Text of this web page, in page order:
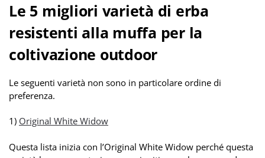
Le 5 migliori varietà di erba
resistenti alla muffa per la
coltivazione outdoor
Le seguenti varietà non sono in particolare ordine di
preferenza.
1) Original White Widow
Questa lista inizia con l’Original White Widow perché questa